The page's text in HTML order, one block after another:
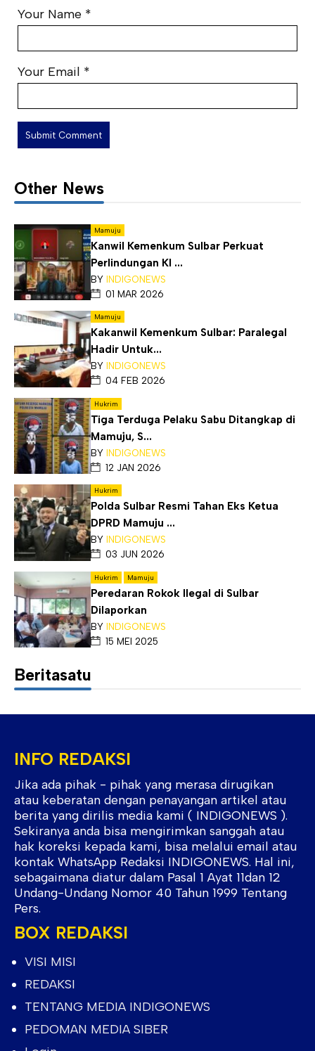
Your Name *
Your Email *
Other News
Mamuju
Kanwil Kemenkum Sulbar Perkuat
Perlindungan KI ...
BY INDIGONEWS
01 MAR 2026
Mamuju
Kakanwil Kemenkum Sulbar: Paralegal
Hadir Untuk...
BY INDIGONEWS
04 FEB 2026
Hukrim
Tiga Terduga Pelaku Sabu Ditangkap di
Mamuju, S...
BY INDIGONEWS
12 JAN 2026
Hukrim
Polda Sulbar Resmi Tahan Eks Ketua
DPRD Mamuju ...
BY INDIGONEWS
03 JUN 2026
Hukrim Mamuju
Peredaran Rokok Ilegal di Sulbar
Dilaporkan
BY INDIGONEWS
15 MEI 2025
Beritasatu
INFO REDAKSI
Jika ada pihak - pihak yang merasa dirugikan
atau keberatan dengan penayangan artikel atau
berita yang dirilis media kami ( INDIGONEWS ).
Sekiranya anda bisa mengirimkan sanggah atau
hak koreksi kepada kami, bisa melalui email atau
kontak WhatsApp Redaksi INDIGONEWS. Hal ini,
sebagaimana diatur dalam Pasal 1 Ayat 11dan 12
Undang-Undang Nomor 40 Tahun 1999 Tentang
Pers.
BOX REDAKSI
VISI MISI
REDAKSI
TENTANG MEDIA INDIGONEWS
PEDOMAN MEDIA SIBER